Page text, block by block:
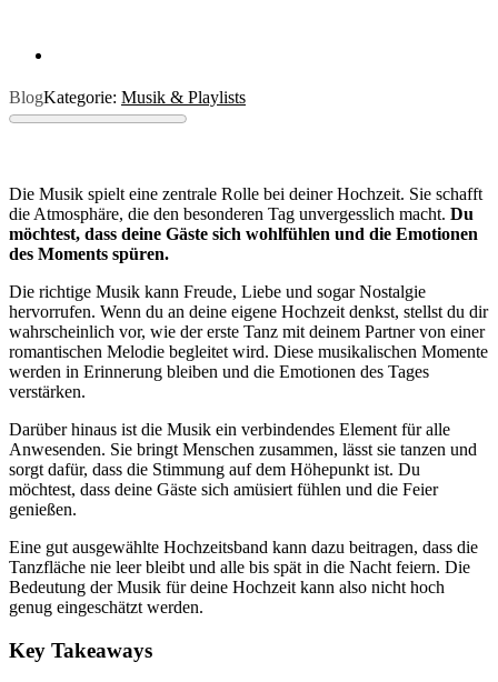
BlogKategorie: Musik & Playlists
Die Musik spielt eine zentrale Rolle bei deiner Hochzeit. Sie schafft
die Atmosphäre, die den besonderen Tag unvergesslich macht. Du
möchtest, dass deine Gäste sich wohlfühlen und die Emotionen
des Moments spüren.
Die richtige Musik kann Freude, Liebe und sogar Nostalgie
hervorrufen. Wenn du an deine eigene Hochzeit denkst, stellst du dir
wahrscheinlich vor, wie der erste Tanz mit deinem Partner von einer
romantischen Melodie begleitet wird. Diese musikalischen Momente
werden in Erinnerung bleiben und die Emotionen des Tages
verstärken.
Darüber hinaus ist die Musik ein verbindendes Element für alle
Anwesenden. Sie bringt Menschen zusammen, lässt sie tanzen und
sorgt dafür, dass die Stimmung auf dem Höhepunkt ist. Du
möchtest, dass deine Gäste sich amüsiert fühlen und die Feier
genießen.
Eine gut ausgewählte Hochzeitsband kann dazu beitragen, dass die
Tanzfläche nie leer bleibt und alle bis spät in die Nacht feiern. Die
Bedeutung der Musik für deine Hochzeit kann also nicht hoch
genug eingeschätzt werden.
Key Takeaways